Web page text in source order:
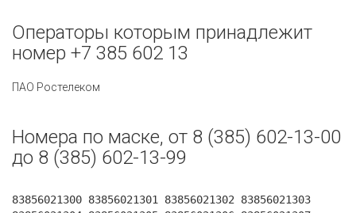
Операторы которым принадлежит
номер +7 385 602 13
ПАО Ростелеком
Номера по маске, от 8 (385) 602-13-00
до 8 (385) 602-13-99
83856021300 83856021301 83856021302 83856021303